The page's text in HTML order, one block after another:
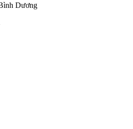
Dương